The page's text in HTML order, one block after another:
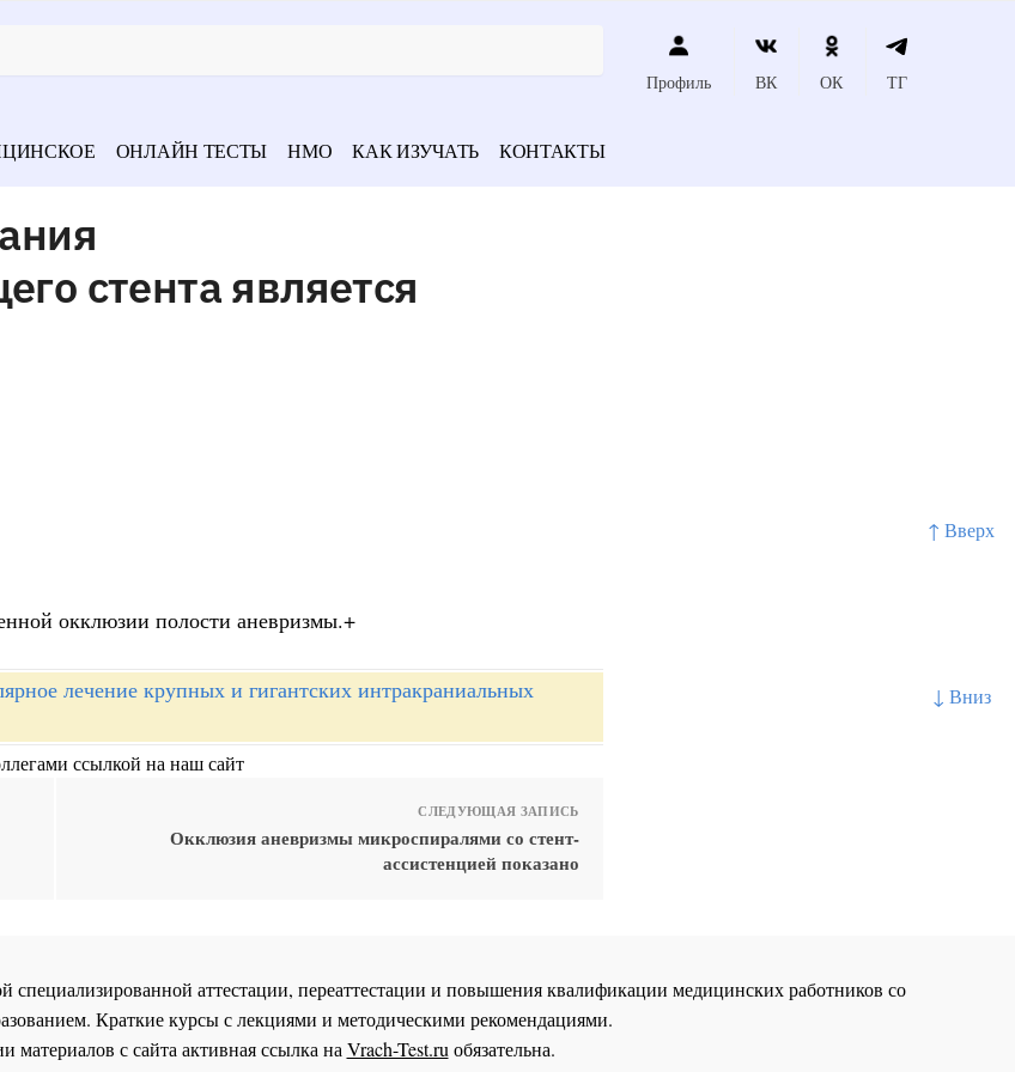
↑ Вверх
↓ Вниз
Профиль ВК ОК ТГ
ОНЛАЙН ТЕСТЫ НМО КАК ИЗУЧАТЬ КОНТАКТЫ
стента является
окклюзии полости аневризмы.+
лечение крупных и гигантских интракраниальных
ссылкой на наш сайт
СЛЕДУЮЩАЯ ЗАПИСЬ
Окклюзия аневризмы микроспиралями со стент-
ассистенцией показано
специализированной аттестации, переаттестации и повышения квалификации медицинских работников со
Краткие курсы с лекциями и методическими рекомендациями.
материалов с сайта активная ссылка на Vrach-Test.ru обязательна.